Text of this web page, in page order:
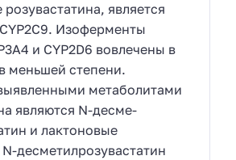
является
Изоферменты
и CYP2D6 вовлечены в
меньшей степени.
метаболитами
являются N-десме-
и лактоновые
десметилрозувастатин